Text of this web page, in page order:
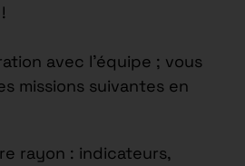
avec l’équipe ; vous
missions suivantes en
rayon : indicateurs,